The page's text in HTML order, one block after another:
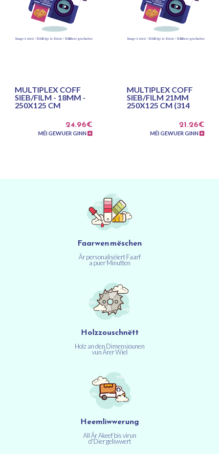
MULTIPLEX COFF
SIEB/FILM - 18MM -
250X125 CM
24.96€
MÉI GEWUER GINN
MULTIPLEX COFF
SIEB/FILM 21MM
250X125 CM (314
21.26€
MÉI GEWUER GINN
Faarwen mëschen
Är personaliséiert Faarf
a puer Minutten
Holzzouschnëtt
Holz an den Dimensiounen
vun Ärer Wiel
Heemliwwerung
All Är Akeef bis virun
d'Dier geliwwert